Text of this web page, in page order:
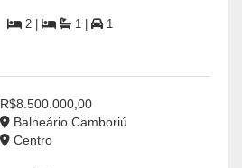
2 | 1 | 1
R$8.500.000,00
Balneário Camboriú
Centro